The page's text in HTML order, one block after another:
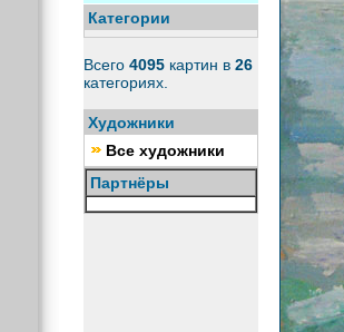
Категории
Всего 4095картин в 26
категориях.
Художники
Все художники
Партнёры